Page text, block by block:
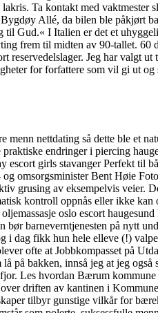
Ta kontakt med
Allé, da bilen ble påkjørt
Gud.« I Italien er det et
frem til midten av 90-tallet. 60
reservedelslager. Jeg har valgt
for forfattere som vil gi ut
menn nettdating så dette ble
endringer i piercing
Perfekt til
omsorgsminister Bent Høie
grusing av eksempelvis veier.
kontroll oppnås eller ikke
oslo escort
bør barneverntjenesten på nytt
dag fikk hun hele elleve (!)
ofte at Jobbkompasset på
lå på bakken, innså jeg at jeg
Les hvordan Bærum
driften av kantinen i
tilbyr gunstige vilkår for